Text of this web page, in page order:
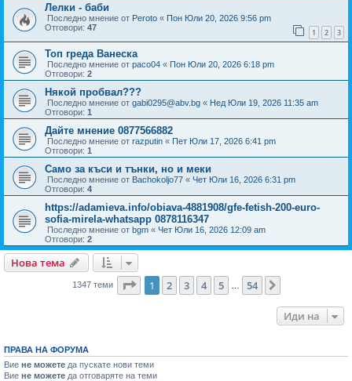
Лелки - баби
Последно мнение от Peroto « Пон Юли 20, 2026 9:56 pm
Отговори: 47 1 2 3
Топ греда Ванеска
Последно мнение от paco04 « Пон Юли 20, 2026 6:18 pm
Отговори: 2
Някой пробвал???
Последно мнение от gabi0295@abv.bg « Нед Юли 19, 2026 11:35 am
Отговори: 1
Дайте мнение 0877566882
Последно мнение от razputin « Пет Юли 17, 2026 6:41 pm
Отговори: 1
Само за къси и тънки, но и меки
Последно мнение от Bachokoljo77 « Чет Юли 16, 2026 6:31 pm
Отговори: 4
https://adamieva.info/obiava-4881908/gfe-fetish-200-euro-
sofia-mirela-whatsapp 0878116347
Последно мнение от bgm « Чет Юли 16, 2026 12:09 am
Отговори: 2
Нова тема
1347 теми Страница от 54
1 2 3 4 5 54
Иди на
ПРАВА НА ФОРУМА
Вие не можете да пускате нови теми
Вие не можете да отговаряте на теми